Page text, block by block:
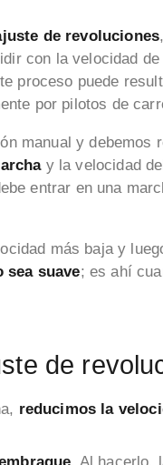
de revoluciones
con la velocidad
proceso puede
por pilotos de
manual y debemos
y la velocidad
entrar en una
más baja y
sea suave; es ahí
de
reducimos la